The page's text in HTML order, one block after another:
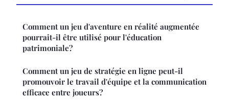
Comment un jeu d'aventure en réalité augmentée
pourrait-il être utilisé pour l'éducation
patrimoniale?
Comment un jeu de stratégie en ligne peut-il
promouvoir le travail d'équipe et la communication
efficace entre joueurs?